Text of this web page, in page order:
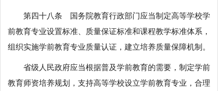
第四十八条 国务院教育行政部门应当制定高等学校学
前教育专业设置标准、质量保证标准和课程教学标准体系，
组织实施学前教育专业质量认证，建立培养质量保障机制。
省级人民政府应当根据普及学前教育的需要，制定学前
教育师资培养规划，支持高等学校设立学前教育专业，合理